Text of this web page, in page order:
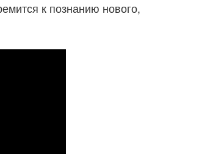
к познанию нового,